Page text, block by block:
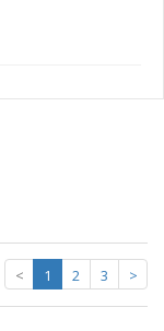
< 1 2 3 >